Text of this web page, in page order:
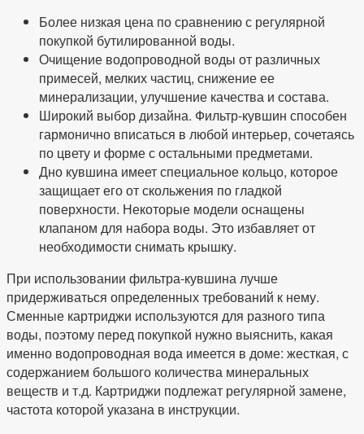
Более низкая цена по сравнению с регулярной
покупкой бутилированной воды.
Очищение водопроводной воды от различных
примесей, мелких частиц, снижение ее
минерализации, улучшение качества и состава.
Широкий выбор дизайна. Фильтр-кувшин способен
гармонично вписаться в любой интерьер, сочетаясь
по цвету и форме с остальными предметами.
Дно кувшина имеет специальное кольцо, которое
защищает его от скольжения по гладкой
поверхности. Некоторые модели оснащены
клапаном для набора воды. Это избавляет от
необходимости снимать крышку.
При использовании фильтра-кувшина лучше
придерживаться определенных требований к нему.
Сменные картриджи используются для разного типа
воды, поэтому перед покупкой нужно выяснить, какая
именно водопроводная вода имеется в доме: жесткая, с
содержанием большого количества минеральных
веществ и т.д. Картриджи подлежат регулярной замене,
частота которой указана в инструкции.